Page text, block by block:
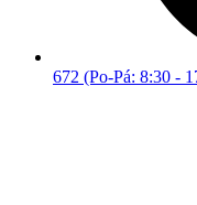
672 (Po-Pá: 8:30 -